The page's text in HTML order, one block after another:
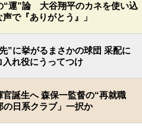
“運”論 大谷翔平のカネを使い込
で『ありがとう』」
”に挙がるまさかの球団 采配に
れ役にうってつけ
誕生へ 森保一監督の“再就職
の日系クラブ」一択か